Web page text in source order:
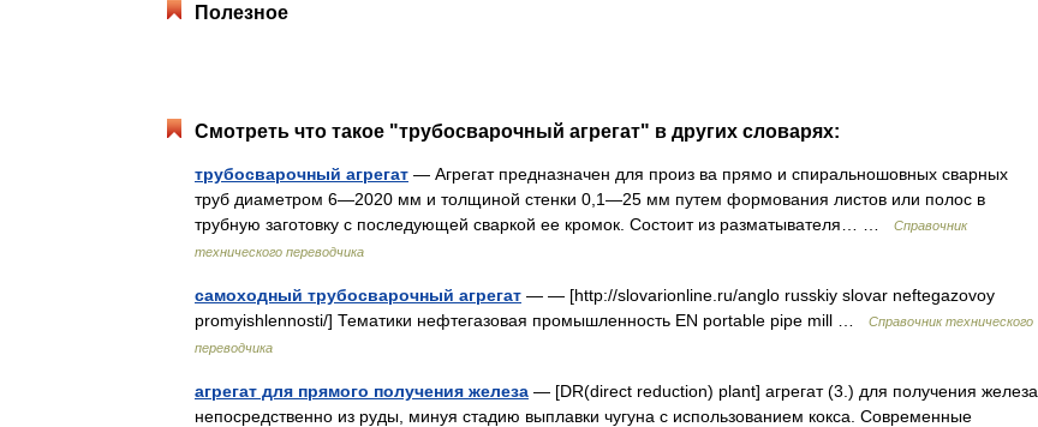
Полезное
Смотреть что такое "трубосварочный агрегат" в других словарях:
трубосварочный агрегат — Агрегат предназначен для произ ва прямо и спиральношовных сварных
труб диаметром 6—2020 мм и толщиной стенки 0,1—25 мм путем формования листов или полос в
трубную заготовку с последующей сваркой ее кромок. Состоит из разматывателя… …
Справочник
технического переводчика
самоходный трубосварочный агрегат — — [http://slovarionline.ru/anglo russkiy slovar neftegazovoy
promyishlennosti/] Тематики нефтегазовая промышленность EN portable pipe mill …
Справочник технического
переводчика
агрегат для прямого получения железа — [DR(direct reduction) plant] агрегат (3.) для получения железа
непосредственно из руды, минуя стадию выплавки чугуна с использованием кокса. Современные